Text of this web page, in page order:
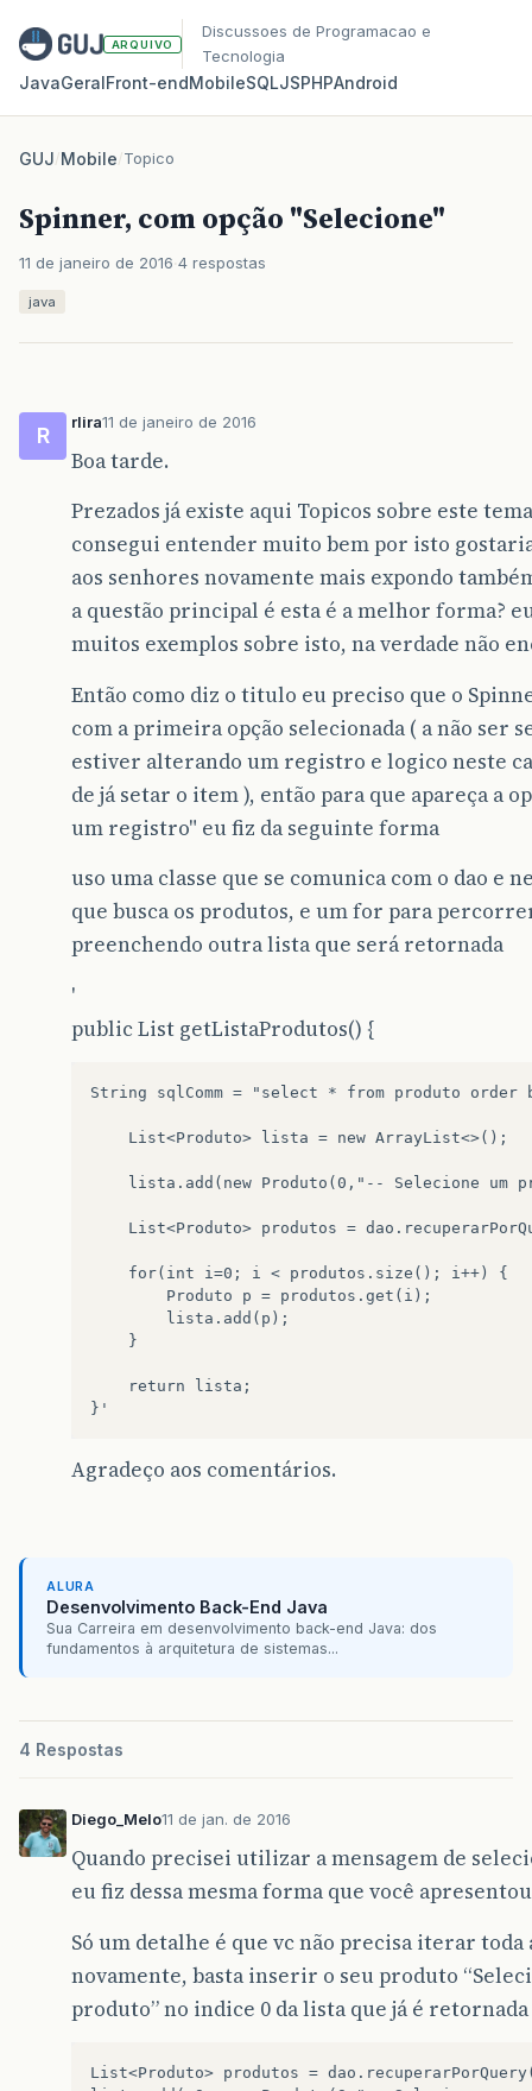
ARQUIVO
Discussoes de Programacao e
Tecnologia
JavaGeralFront‑endMobileSQLJSPHPAndroid
GUJ/Mobile/Topico
Spinner, com opção "Selecione"
11 de janeiro de 2016 4 respostas
java
R
rlira11 de janeiro de 2016
Boa tarde.
Prezados já existe aqui Topicos sobre este
consegui entender muito bem por isto
aos senhores novamente mais expondo
a questão principal é esta é a melhor forma?
muitos exemplos sobre isto, na verdade não
Então como diz o titulo eu preciso que o
com a primeira opção selecionada ( a não ser
estiver alterando um registro e logico neste
de já setar o item ), então para que apareça a
um registro" eu fiz da seguinte forma
uso uma classe que se comunica com o dao e
que busca os produtos, e um for para
preenchendo outra lista que será retornada
'
public List getListaProdutos() {
String sqlComm = "select * from produto order
    List<Produto> lista = new ArrayList<>();
lista.add(new Produto(0,"-- Selecione um
List<Produto> produtos =
    for(int i=0; i < produtos.size(); i++) {
        Produto p = produtos.get(i);
        lista.add(p);
    }
    return lista;
Agradeço aos comentários.
ALURA
Desenvolvimento Back-End Java
Sua Carreira em desenvolvimento back-end Java: dos
fundamentos à arquitetura de sistemas...
4 Respostas
Diego_Melo11 de jan. de 2016
Quando precisei utilizar a mensagem de
eu fiz dessa mesma forma que você
Só um detalhe é que vc não precisa iterar toda
novamente, basta inserir o seu produto
produto” no indice 0 da lista que já é retornada
List<Produto> produtos =